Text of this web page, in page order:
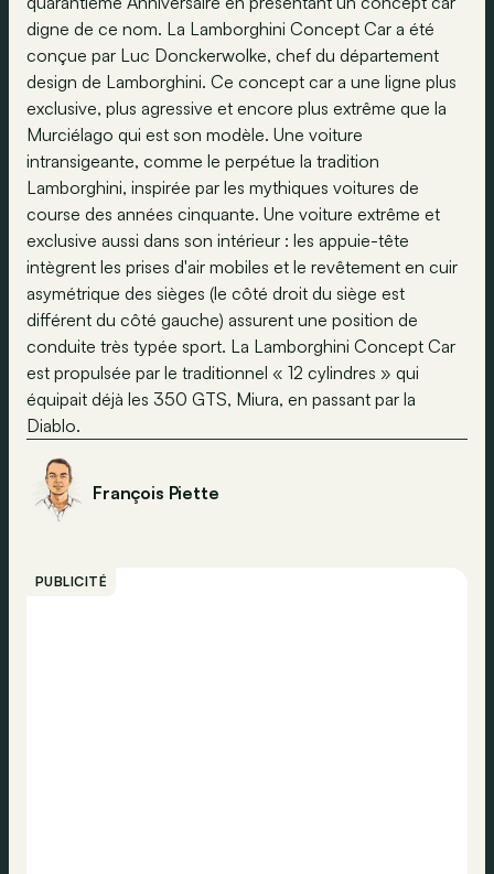
digne de ce nom. La Lamborghini Concept Car a été
conçue par Luc Donckerwolke, chef du département
design de Lamborghini. Ce concept car a une ligne plus
exclusive, plus agressive et encore plus extrême que la
Murciélago qui est son modèle. Une voiture
intransigeante, comme le perpétue la tradition
Lamborghini, inspirée par les mythiques voitures de
course des années cinquante. Une voiture extrême et
exclusive aussi dans son intérieur : les appuie-tête
intègrent les prises d'air mobiles et le revêtement en cuir
asymétrique des sièges (le côté droit du siège est
différent du côté gauche) assurent une position de
conduite très typée sport. La Lamborghini Concept Car
est propulsée par le traditionnel « 12 cylindres » qui
équipait déjà les 350 GTS, Miura, en passant par la
Diablo.
François Piette
PUBLICITÉ